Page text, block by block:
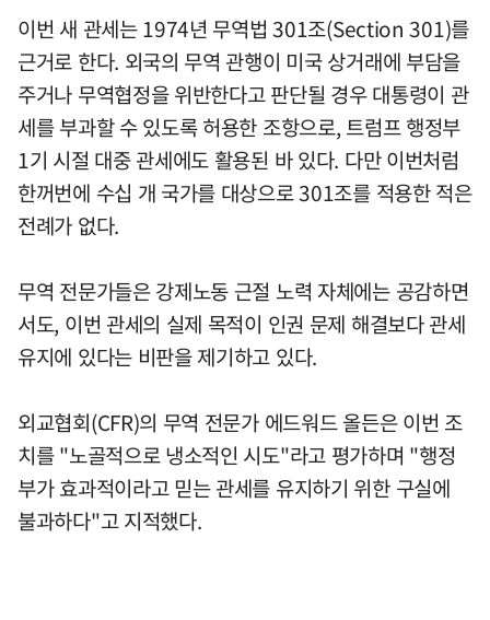
이번 새 관세는 1974년 무역법 301조(Section 301)를
근거로 한다. 외국의 무역 관행이 미국 상거래에 부담을
주거나 무역협정을 위반한다고 판단될 경우 대통령이 관
세를 부과할 수 있도록 허용한 조항으로, 트럼프 행정부
1기 시절 대중 관세에도 활용된 바 있다. 다만 이번처럼
한꺼번에 수십 개 국가를 대상으로 301조를 적용한 적은
전례가 없다.
무역 전문가들은 강제노동 근절 노력 자체에는 공감하면
서도, 이번 관세의 실제 목적이 인권 문제 해결보다 관세
유지에 있다는 비판을 제기하고 있다.
외교협회(CFR)의 무역 전문가 에드워드 올든은 이번 조
치를 "노골적으로 냉소적인 시도"라고 평가하며 "행정
부가 효과적이라고 믿는 관세를 유지하기 위한 구실에
불과하다"고 지적했다.